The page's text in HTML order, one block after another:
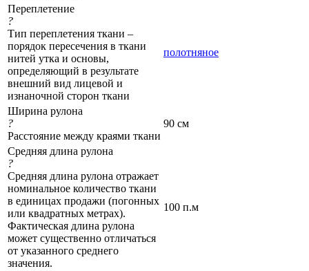
Переплетение
?
Тип переплетения ткани –
порядок пересечения в ткани
нитей утка и основы,
определяющий в результате
внешний вид лицевой и
изнаночной сторон ткани
полотняное
Ширина рулона
?
Расстояние между краями ткани
90 см
Средняя длина рулона
?
Средняя длина рулона отражает
номинальное количество ткани
в единицах продажи (погонных
или квадратных метрах).
Фактическая длина рулона
может существенно отличаться
от указанного среднего
значения.
100 п.м